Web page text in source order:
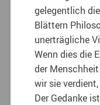
gelegentlich
Blättern
unerträgliche
Wenn dies die
der
wir sie
Der Gedanke